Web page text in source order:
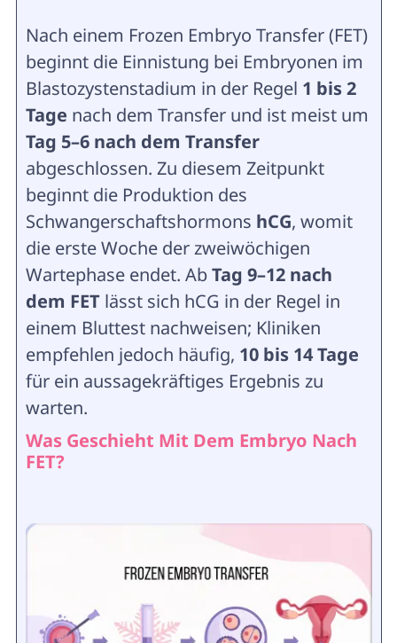
Nach einem Frozen Embryo Transfer (FET)
beginnt die Einnistung bei Embryonen im
Blastozystenstadium in der Regel 1 bis 2
Tage nach dem Transfer und ist meist um
Tag 5–6 nach dem Transfer
abgeschlossen. Zu diesem Zeitpunkt
beginnt die Produktion des
Schwangerschaftshormons hCG, womit
die erste Woche der zweiwöchigen
Wartephase endet. AbTag 9–12 nach
dem FETlässt sich hCG in der Regel in
einem Bluttest nachweisen; Kliniken
empfehlen jedoch häufig, 10 bis 14 Tage
für ein aussagekräftiges Ergebnis zu
warten.
Was Geschieht Mit Dem Embryo Nach
FET?